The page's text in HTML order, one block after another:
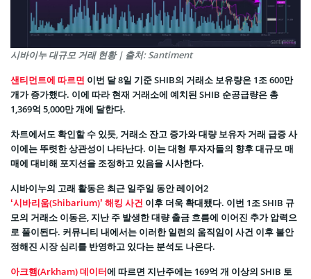
시바이누 대규모 거래 현황 | 출처: Santiment
샌티먼트에 따르면 이번 달 8일 기준 SHIB의 거래소 보유량은 1조 600만
개가 증가했다. 이에 따라 현재 거래소에 예치된 SHIB 순공급량은 총
1,369억 5,000만 개에 달한다.
차트에서도 확인할 수 있듯, 거래소 잔고 증가와 대량 보유자 거래 급증 사
이에는 뚜렷한 상관성이 나타난다. 이는 대형 투자자들의 향후 대규모 매
매에 대비해 포지션을 조정하고 있음을 시사한다.
시바이누의 고래 활동은 최근 일주일 동안 레이어2
‘시바리움(Shibarium)’ 해킹 사건 이후 더욱 확대됐다. 이번 1조 SHIB 규
모의 거래소 이동은, 지난 주 발생한 대량 출금 흐름에 이어진 추가 압력으
로 풀이된다. 커뮤니티 내에서는 이러한 일련의 움직임이 사건 이후 불안
정해진 시장 심리를 반영하고 있다는 분석도 나온다.
아크햄(Arkham) 데이터에 따르면 지난주에는 169억 개 이상의 SHIB 토